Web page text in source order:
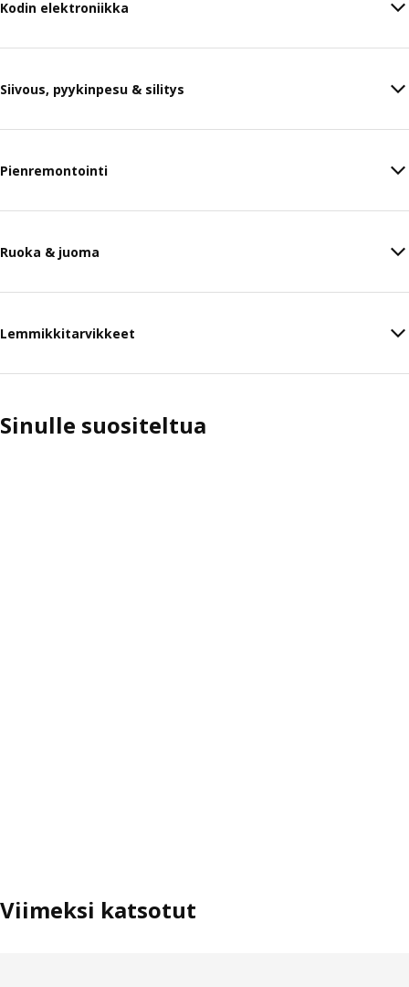
Kodin elektroniikka
Siivous, pyykinpesu & silitys
Pienremontointi
Ruoka & juoma
Lemmikkitarvikkeet
Sinulle suositeltua
Viimeksi katsotut